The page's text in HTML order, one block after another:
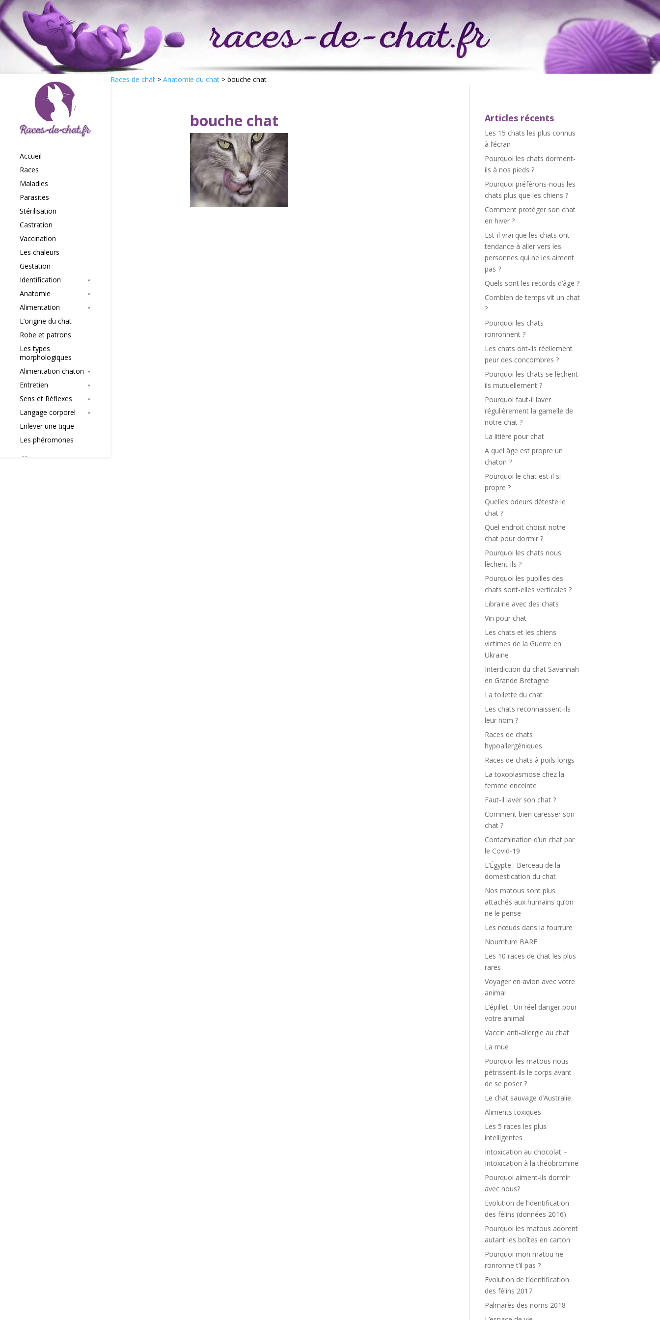
Accueil
Races
Maladies
Parasites
Stérilisation
Castration
Vaccination
Les chaleurs
Gestation
Identification
Anatomie
Alimentation
L’origine du chat
Robe et patrons
Les types
morphologiques
Alimentation chaton
Entretien
Sens et Réflexes
Langage corporel
Enlever une tique
Les phéromones
Races de chat > Anatomie du chat > bouche chat
bouche chat Articles récents
Les 15 chats les plus connus
à l’écran
Pourquoi les chats dorment-
ils à nos pieds ?
Pourquoi préférons-nous les
chats plus que les chiens ?
Comment protéger son chat
en hiver ?
Est-il vrai que les chats ont
tendance à aller vers les
personnes qui ne les aiment
pas ?
Quels sont les records d’âge ?
Combien de temps vit un chat
?
Pourquoi les chats
ronronnent ?
Les chats ont-ils réellement
peur des concombres ?
Pourquoi les chats se lèchent-
ils mutuellement ?
Pourquoi faut-il laver
régulièrement la gamelle de
notre chat ?
La litière pour chat
A quel âge est propre un
chaton ?
Pourquoi le chat est-il si
propre ?
Quelles odeurs déteste le
chat ?
Quel endroit choisit notre
chat pour dormir ?
Pourquoi les chats nous
lèchent-ils ?
Pourquoi les pupilles des
chats sont-elles verticales ?
Librairie avec des chats
Vin pour chat
Les chats et les chiens
victimes de la Guerre en
Ukraine
Interdiction du chat Savannah
en Grande Bretagne
La toilette du chat
Les chats reconnaissent-ils
leur nom ?
Races de chats
hypoallergéniques
Races de chats à poils longs
La toxoplasmose chez la
femme enceinte
Faut-il laver son chat ?
Comment bien caresser son
chat ?
Contamination d’un chat par
le Covid-19
L’Égypte : Berceau de la
domestication du chat
Nos matous sont plus
attachés aux humains qu’on
ne le pense
Les nœuds dans la fourrure
Nourriture BARF
Les 10 races de chat les plus
rares
Voyager en avion avec votre
animal
L’épillet : Un réel danger pour
votre animal
Vaccin anti-allergie au chat
La mue
Pourquoi les matous nous
pétrissent-ils le corps avant
de se poser ?
Le chat sauvage d’Australie
Aliments toxiques
Les 5 races les plus
intelligentes
Intoxication au chocolat –
Intoxication à la théobromine
Pourquoi aiment-ils dormir
avec nous?
Evolution de l’identification
des félins (données 2016)
Pourquoi les matous adorent
autant les boîtes en carton
Pourquoi mon matou ne
ronronne t’il pas ?
Evolution de l’identification
des félins 2017
Palmarès des noms 2018